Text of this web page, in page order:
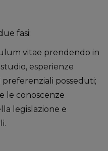
fasi:
vitae prendendo in
esperienze
preferenziali posseduti;
le conoscenze
legislazione e